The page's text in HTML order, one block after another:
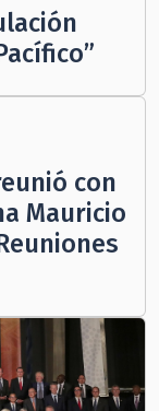
con
Mauricio